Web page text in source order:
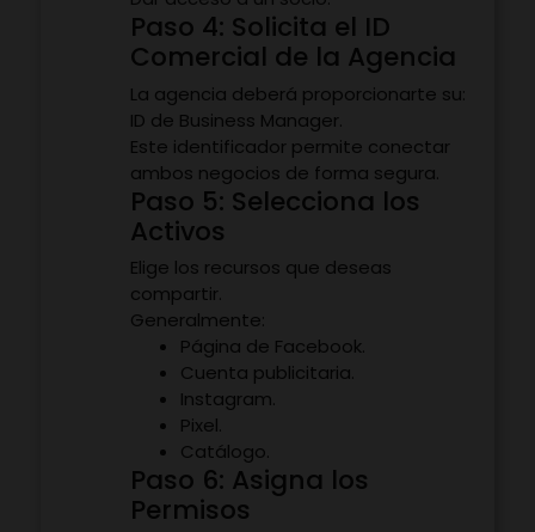
Paso 4: Solicita el ID
Comercial de la Agencia
La agencia deberá proporcionarte su:
ID de Business Manager.
Este identificador permite conectar
ambos negocios de forma segura.
Paso 5: Selecciona los
Activos
Elige los recursos que deseas
compartir.
Generalmente:
Página de Facebook.
Cuenta publicitaria.
Instagram.
Pixel.
Catálogo.
Paso 6: Asigna los
Permisos